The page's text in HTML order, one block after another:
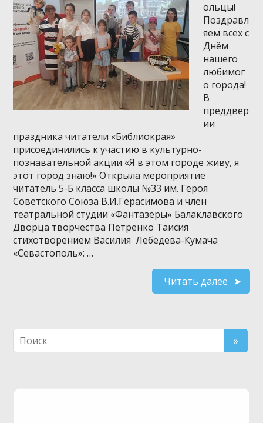
ольцы!
Поздравл
яем всех с
Днём
нашего
любимог
о города!
В
преддвер
ии
праздника читатели «Библиокрая»
присоединились к участию в культурно-
познавательной акции «Я в этом городе живу, я
этот город знаю!» Открыла мероприятие
читатель 5-Б класса школы №33 им. Героя
Советского Союза В.И.Герасимова и член
театральной студии «Фантазеры» Балаклавского
Дворца творчества Петренко Таисия
стихотворением Василия Лебедева-Кумача
«Севастополь»: …
Читать далее